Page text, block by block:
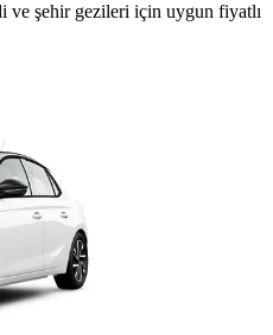
şehir gezileri için uygun fiyatlı